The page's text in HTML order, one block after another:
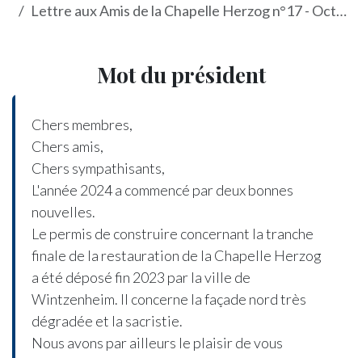
Lettre aux Amis de la Chapelle Herzog n°17 - Octobre 2024
Mot du président
Chers membres,
Chers amis,
Chers sympathisants,
L'année 2024 a commencé par deux bonnes
nouvelles.
Le permis de construire concernant la tranche
finale de la restauration de la Chapelle Herzog
a été déposé fin 2023 par la ville de
Wintzenheim. Il concerne la façade nord très
dégradée et la sacristie.
Nous avons par ailleurs le plaisir de vous